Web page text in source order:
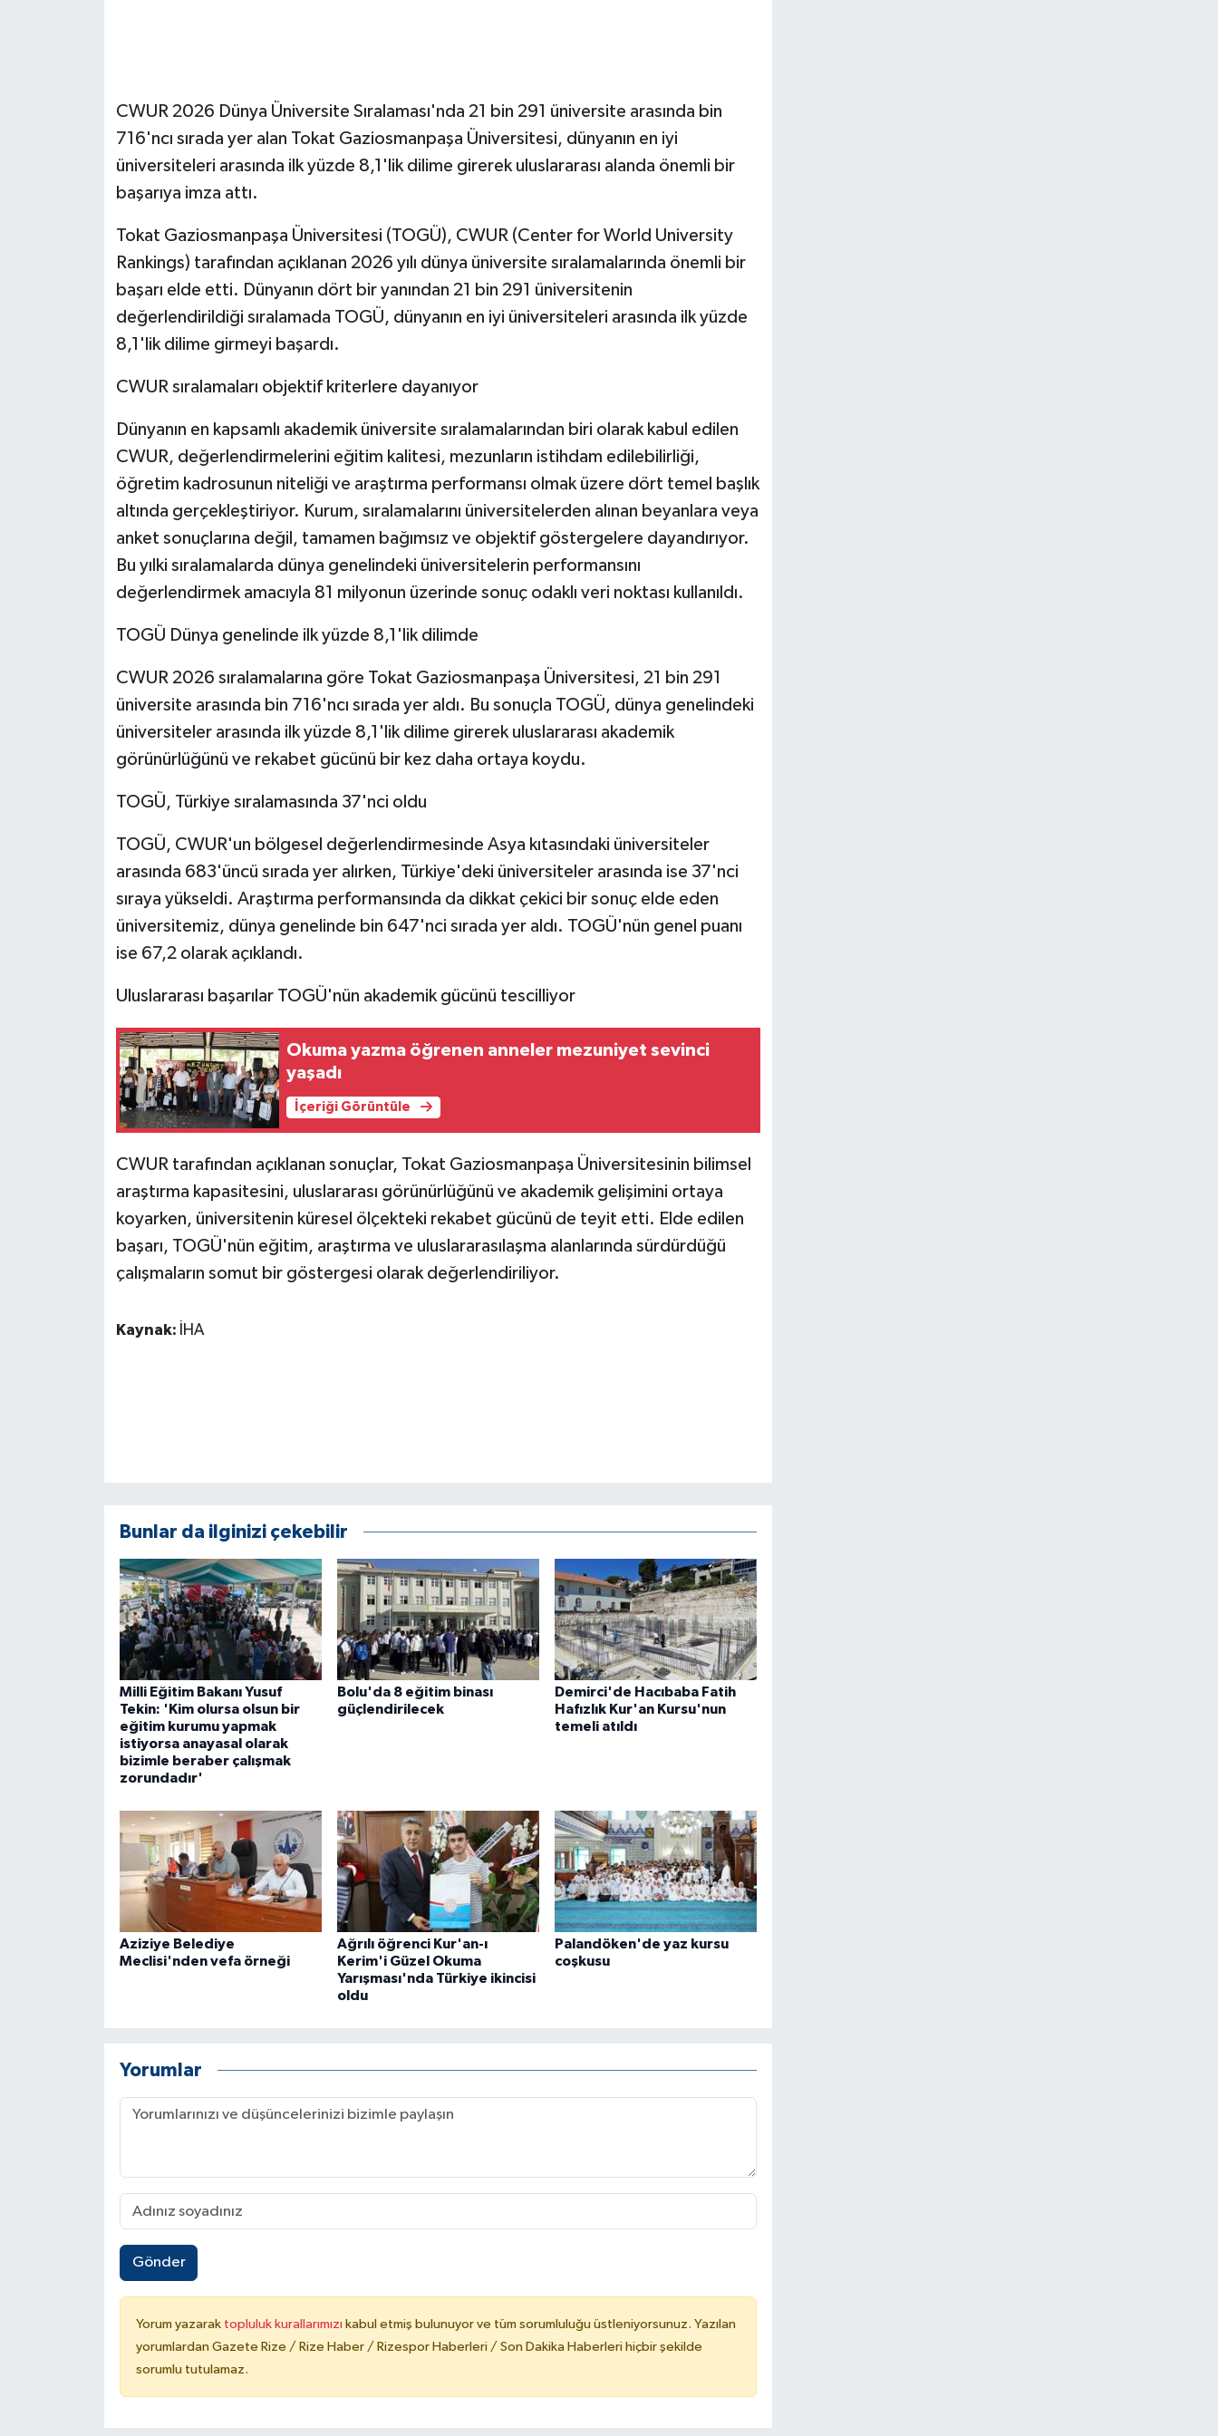
CWUR 2026 Dünya Üniversite Sıralaması'nda 21 bin 291 üniversite arasında bin
716'ncı sırada yer alan Tokat Gaziosmanpaşa Üniversitesi, dünyanın en iyi
üniversiteleri arasında ilk yüzde 8,1'lik dilime girerek uluslararası alanda önemli bir
başarıya imza attı.
Tokat Gaziosmanpaşa Üniversitesi (TOGÜ), CWUR (Center for World University
Rankings) tarafından açıklanan 2026 yılı dünya üniversite sıralamalarında önemli bir
başarı elde etti. Dünyanın dört bir yanından 21 bin 291 üniversitenin
değerlendirildiği sıralamada TOGÜ, dünyanın en iyi üniversiteleri arasında ilk yüzde
8,1'lik dilime girmeyi başardı.
CWUR sıralamaları objektif kriterlere dayanıyor
Dünyanın en kapsamlı akademik üniversite sıralamalarından biri olarak kabul edilen
CWUR, değerlendirmelerini eğitim kalitesi, mezunların istihdam edilebilirliği,
öğretim kadrosunun niteliği ve araştırma performansı olmak üzere dört temel başlık
altında gerçekleştiriyor. Kurum, sıralamalarını üniversitelerden alınan beyanlara veya
anket sonuçlarına değil, tamamen bağımsız ve objektif göstergelere dayandırıyor.
Bu yılki sıralamalarda dünya genelindeki üniversitelerin performansını
değerlendirmek amacıyla 81 milyonun üzerinde sonuç odaklı veri noktası kullanıldı.
TOGÜ Dünya genelinde ilk yüzde 8,1'lik dilimde
CWUR 2026 sıralamalarına göre Tokat Gaziosmanpaşa Üniversitesi, 21 bin 291
üniversite arasında bin 716'ncı sırada yer aldı. Bu sonuçla TOGÜ, dünya genelindeki
üniversiteler arasında ilk yüzde 8,1'lik dilime girerek uluslararası akademik
görünürlüğünü ve rekabet gücünü bir kez daha ortaya koydu.
TOGÜ, Türkiye sıralamasında 37'nci oldu
TOGÜ, CWUR'un bölgesel değerlendirmesinde Asya kıtasındaki üniversiteler
arasında 683'üncü sırada yer alırken, Türkiye'deki üniversiteler arasında ise 37'nci
sıraya yükseldi. Araştırma performansında da dikkat çekici bir sonuç elde eden
üniversitemiz, dünya genelinde bin 647'nci sırada yer aldı. TOGÜ'nün genel puanı
ise 67,2 olarak açıklandı.
Uluslararası başarılar TOGÜ'nün akademik gücünü tescilliyor
Okuma yazma öğrenen anneler mezuniyet sevinci
yaşadı
İçeriği Görüntüle
CWUR tarafından açıklanan sonuçlar, Tokat Gaziosmanpaşa Üniversitesinin bilimsel
araştırma kapasitesini, uluslararası görünürlüğünü ve akademik gelişimini ortaya
koyarken, üniversitenin küresel ölçekteki rekabet gücünü de teyit etti. Elde edilen
başarı, TOGÜ'nün eğitim, araştırma ve uluslararasılaşma alanlarında sürdürdüğü
çalışmaların somut bir göstergesi olarak değerlendiriliyor.
Kaynak: İHA
Bunlar da ilginizi çekebilir
Milli Eğitim Bakanı Yusuf
Tekin: 'Kim olursa olsun bir
eğitim kurumu yapmak
istiyorsa anayasal olarak
bizimle beraber çalışmak
zorundadır'
Bolu'da 8 eğitim binası
güçlendirilecek
Demirci'de Hacıbaba Fatih
Hafızlık Kur'an Kursu'nun
temeli atıldı
Aziziye Belediye
Meclisi'nden vefa örneği
Ağrılı öğrenci Kur'an-ı
Kerim'i Güzel Okuma
Yarışması'nda Türkiye ikincisi
oldu
Palandöken'de yaz kursu
coşkusu
Yorumlar
Gönder
Yorum yazarak topluluk kurallarımızı kabul etmiş bulunuyor ve tüm sorumluluğu üstleniyorsunuz. Yazılan
yorumlardan Gazete Rize / Rize Haber / Rizespor Haberleri / Son Dakika Haberleri hiçbir şekilde
sorumlu tutulamaz.
İş Dünyası
Jandarma
MAGAZİN
Otomobil
TEKNOLOJİ